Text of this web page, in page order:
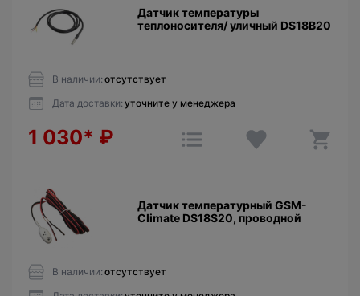
Датчик температуры
теплоносителя/ уличный DS18B20
В наличии: отсутствует
Дата доставки: уточните у менеджера
1 030* ₽
Датчик температурный GSM-
Climate DS18S20, проводной
В наличии: отсутствует